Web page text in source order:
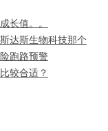
长值。。
达斯生物科技那个
跑路预警
较合适？